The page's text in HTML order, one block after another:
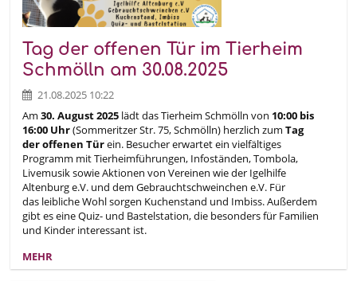
Tag der offenen Tür im Tierheim
Schmölln am 30.08.2025
21.08.2025 10:22
Am30. August 2025 lädt das Tierheim Schmölln von 10:00 bis
16:00 Uhr(Sommeritzer Str. 75, Schmölln) herzlich zumTag
der offenen Türein. Besucher erwartet ein vielfältiges
Programm mit Tierheimführungen, Infoständen, Tombola,
Livemusik sowie Aktionen von Vereinen wie der Igelhilfe
Altenburg e.V. und dem Gebrauchtschweinchen e.V. Für
das leibliche Wohl sorgen Kuchenstand und Imbiss. Außerdem
gibt es eine Quiz- und Bastelstation, die besonders für Familien
und Kinder interessant ist.
MEHR